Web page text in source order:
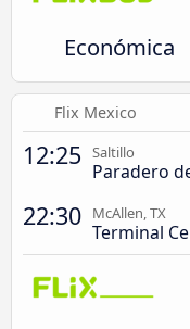
Económica
Flix Mexico
12:25 Saltillo
Paradero
22:30 McAllen, TX
Terminal